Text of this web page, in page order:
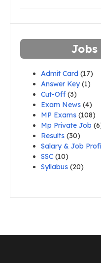
Jobs
Admit Card (17)
Answer Key(1)
Cut-Off(3)
Exam News (4)
MP Exams (108)
Mp Private Job
Results (30)
Salary & Job
SSC (10)
Syllabus (20)